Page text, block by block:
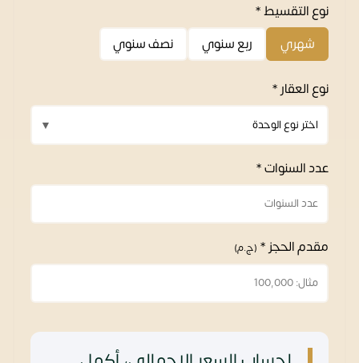
نوع التقسيط *
شهري
ربع سنوي نصف سنوي
نوع العقار *
عدد السنوات *
مقدم الحجز * (ج.م)